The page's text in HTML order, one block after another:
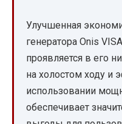
Улучшенная
генератора Onis
проявляется в его
на холостом ходу и
использовании
обеспечивает